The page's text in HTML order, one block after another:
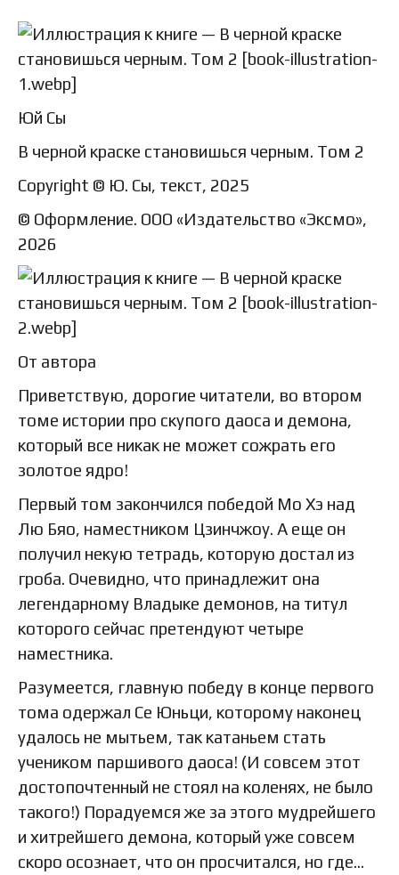
Юй Сы
В черной краске становишься черным. Том 2
Copyright © Ю. Сы, текст, 2025
© Оформление. ООО «Издательство «Эксмо»,
2026
От автора
Приветствую, дорогие читатели, во втором
томе истории про скупого даоса и демона,
который все никак не может сожрать его
золотое ядро!
Первый том закончился победой Мо Хэ над
Лю Бяо, наместником Цзинчжоу. А еще он
получил некую тетрадь, которую достал из
гроба. Очевидно, что принадлежит она
легендарному Владыке демонов, на титул
которого сейчас претендуют четыре
наместника.
Разумеется, главную победу в конце первого
тома одержал Се Юньци, которому наконец
удалось не мытьем, так катаньем стать
учеником паршивого даоса! (И совсем этот
достопочтенный не стоял на коленях, не было
такого!) Порадуемся же за этого мудрейшего
и хитрейшего демона, который уже совсем
скоро осознает, что он просчитался, но где…